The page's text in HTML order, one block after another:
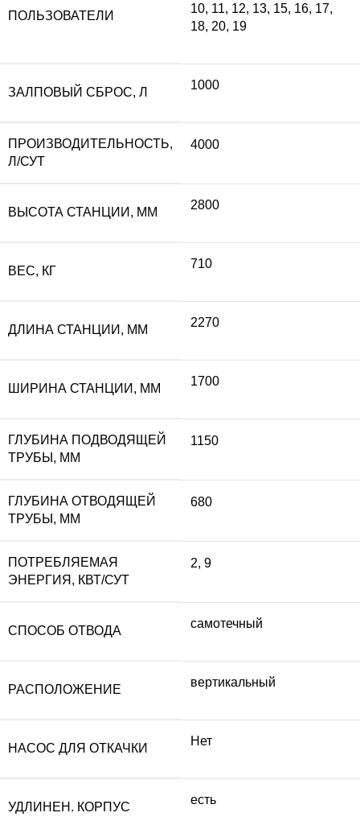
489
900 ₽.
ПОЛЬЗОВАТЕЛИ
10, 11, 12, 13, 15, 16, 17,
18, 20, 19
ЗАЛПОВЫЙ СБРОС, Л
1000
ПРОИЗВОДИТЕЛЬНОСТЬ,
Л/СУТ
4000
ВЫСОТА СТАНЦИИ, ММ
2800
ВЕС, КГ
710
ДЛИНА СТАНЦИИ, ММ
2270
ШИРИНА СТАНЦИИ, ММ
1700
ГЛУБИНА ПОДВОДЯЩЕЙ
ТРУБЫ, ММ
1150
ГЛУБИНА ОТВОДЯЩЕЙ
ТРУБЫ, ММ
680
ПОТРЕБЛЯЕМАЯ
ЭНЕРГИЯ, КВТ/СУТ
2, 9
СПОСОБ ОТВОДА
самотечный
РАСПОЛОЖЕНИЕ
вертикальный
НАСОС ДЛЯ ОТКАЧКИ
Нет
УДЛИНЕН. КОРПУС
есть